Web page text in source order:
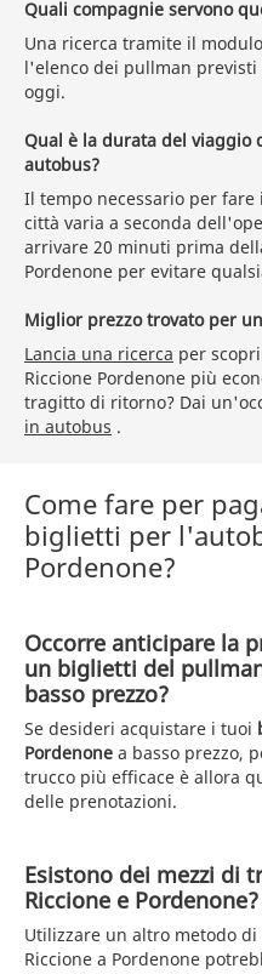
Quali compagnie servono
Una ricerca tramite il
l'elenco dei pullman
oggi.
Qual è la durata del viaggio
autobus?
Il tempo necessario per fare
città varia a seconda
arrivare 20 minuti prima
Pordenone per evitare
Miglior prezzo trovato per
Lancia una ricerca per
Riccione Pordenone più
tragitto di ritorno? Dai
in autobus .
Come fare per
biglietti per
Pordenone?
Occorre anticipare la
un biglietti del
basso prezzo?
Se desideri acquistare i tuoi
Pordenone a basso prezzo,
trucco più efficace è allora
delle prenotazioni.
Esistono dei mezzi di
Riccione e Pordenone?
Utilizzare un altro metodo
Riccione a Pordenone